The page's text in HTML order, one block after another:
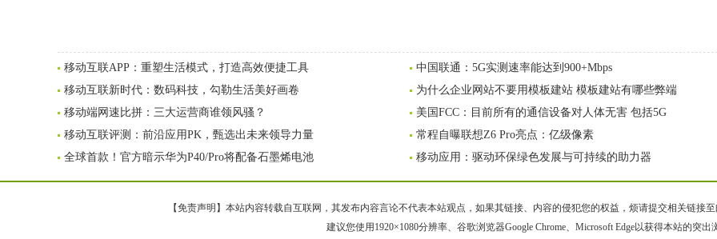
移动互联APP：重塑生活模式，打造高效便捷工具
中国联通：5G实测速率能达到900+Mbps
移动互联新时代：数码科技，勾勒生活美好画卷
为什么企业网站不要用模板建站 模板建站有哪些弊端
移动端网速比拼：三大运营商谁领风骚？
美国FCC：目前所有的通信设备对人体无害 包括5G
移动互联评测：前沿应用PK，甄选出未来领导力量
常程自曝联想Z6 Pro亮点：亿级像素
全球首款！官方暗示华为P40/Pro将配备石墨烯电池
移动应用：驱动环保绿色发展与可持续的助力器
【免责声明】本站内容转载自互联网，其发布内容言论不代表本站观点，如果其链接、内容的侵犯您的权益，烦请提交相关链接
建议您使用1920×1080分辨率、谷歌浏览器Google Chrome、Microsoft Edge以获得本站的突出